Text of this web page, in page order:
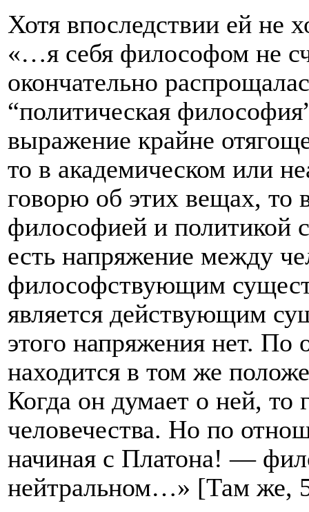
Хотя впоследствии ей не
«…я себя философом не
окончательно
“политическая
выражение край­не
то в академическом или
говорю об этих вещах, то
философией и по­литикой
есть напряжение между
философствующим
является действующим
этого напряжения нет.
находится в том же
Когда он думает о ней, то
человечества. Но по
начиная с Платона! —
нейтральном…» [Там же,